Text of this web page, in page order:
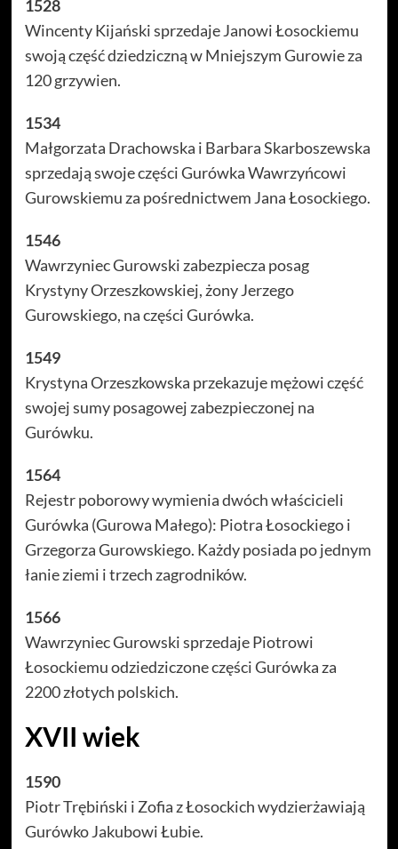
1528
Wincenty Kijański sprzedaje Janowi Łosockiemu
swoją część dziedziczną w Mniejszym Gurowie za
120 grzywien.
1534
Małgorzata Drachowska i Barbara Skarboszewska
sprzedają swoje części Gurówka Wawrzyńcowi
Gurowskiemu za pośrednictwem Jana Łosockiego.
1546
Wawrzyniec Gurowski zabezpiecza posag
Krystyny Orzeszkowskiej, żony Jerzego
Gurowskiego, na części Gurówka.
1549
Krystyna Orzeszkowska przekazuje mężowi część
swojej sumy posagowej zabezpieczonej na
Gurówku.
1564
Rejestr poborowy wymienia dwóch właścicieli
Gurówka (Gurowa Małego): Piotra Łosockiego i
Grzegorza Gurowskiego. Każdy posiada po jednym
łanie ziemi i trzech zagrodników.
1566
Wawrzyniec Gurowski sprzedaje Piotrowi
Łosockiemu odziedziczone części Gurówka za
2200 złotych polskich.
XVII wiek
1590
Piotr Trębiński i Zofia z Łosockich wydzierżawiają
Gurówko Jakubowi Łubie.